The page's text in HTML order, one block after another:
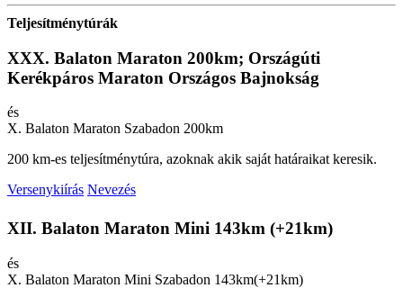
Teljesítménytúrák
XXX. Balaton Maraton 200km; Országúti
Kerékpáros Maraton Országos Bajnokság
és
X. Balaton Maraton Szabadon 200km
200 km-es teljesítménytúra, azoknak akik saját határaikat keresik.
Versenykiírás Nevezés
XII. Balaton Maraton Mini 143km (+21km)
és
X. Balaton Maraton Mini Szabadon 143km(+21km)